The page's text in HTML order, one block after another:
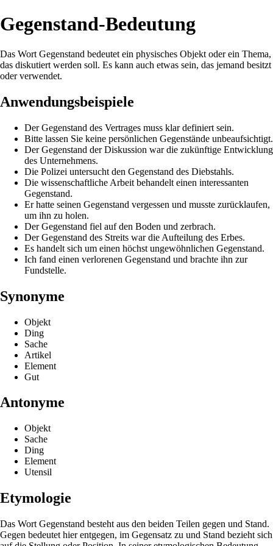
Gegenstand-Bedeutung
Das Wort Gegenstand bedeutet ein physisches Objekt oder ein Thema,
das diskutiert werden soll. Es kann auch etwas sein, das jemand besitzt
oder verwendet.
Anwendungsbeispiele
Der Gegenstand des Vertrages muss klar definiert sein.
Bitte lassen Sie keine persönlichen Gegenstände unbeaufsichtigt.
Der Gegenstand der Diskussion war die zukünftige Entwicklung
des Unternehmens.
Die Polizei untersucht den Gegenstand des Diebstahls.
Die wissenschaftliche Arbeit behandelt einen interessanten
Gegenstand.
Er hatte seinen Gegenstand vergessen und musste zurücklaufen,
um ihn zu holen.
Der Gegenstand fiel auf den Boden und zerbrach.
Der Gegenstand des Streits war die Aufteilung des Erbes.
Es handelt sich um einen höchst ungewöhnlichen Gegenstand.
Ich fand einen verlorenen Gegenstand und brachte ihn zur
Fundstelle.
Synonyme
Objekt
Ding
Sache
Artikel
Element
Gut
Antonyme
Objekt
Sache
Ding
Element
Utensil
Etymologie
Das Wort Gegenstand besteht aus den beiden Teilen gegen und Stand.
Gegen bedeutet hier entgegen, im Gegensatz zu und Stand bezieht sich